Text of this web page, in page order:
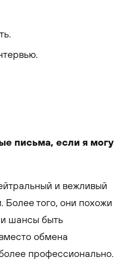
письма, если я могу
и вежливый
того, они похожи
шансы быть
обмена
профессионально.